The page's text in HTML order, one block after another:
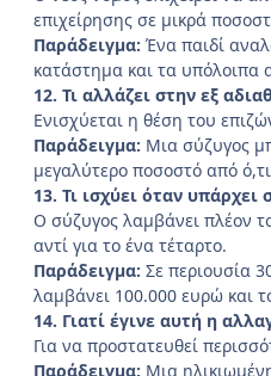
επιχείρησης σε μικρά
Παράδειγμα: Ένα παιδί
κατάστημα και τα υπόλοιπα
12. Τι αλλάζει στην εξ
Ενισχύεται η θέση του
Παράδειγμα: Μια σύζυγος
μεγαλύτερο ποσοστό από
13. Τι ισχύει όταν υπάρχει
Ο σύζυγος λαμβάνει πλέον
αντί για το ένα τέταρτο.
Παράδειγμα: Σε περιουσία
λαμβάνει 100.000 ευρώ και
14. Γιατί έγινε αυτή η
Για να προστατευθεί
Παράδειγμα: Μια